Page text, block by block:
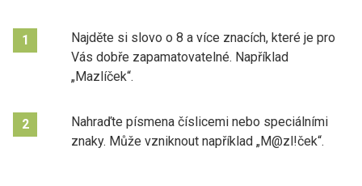
1
Najděte si slovo o 8 a více znacích, které je pro
Vás dobře zapamatovatelné. Například
„Mazlíček“.
2
Nahraďte písmena číslicemi nebo speciálními
znaky. Může vzniknout například „M@zl!ček“.